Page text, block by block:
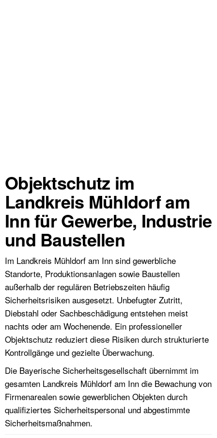
Objektschutz im
Landkreis Mühldorf am
Inn für Gewerbe, Industrie
und Baustellen
Im Landkreis Mühldorf am Inn sind gewerbliche
Standorte, Produktionsanlagen sowie Baustellen
außerhalb der regulären Betriebszeiten häufig
Sicherheitsrisiken ausgesetzt. Unbefugter Zutritt,
Diebstahl oder Sachbeschädigung entstehen meist
nachts oder am Wochenende. Ein professioneller
Objektschutz reduziert diese Risiken durch strukturierte
Kontrollgänge und gezielte Überwachung.
Die Bayerische Sicherheitsgesellschaft übernimmt im
gesamten Landkreis Mühldorf am Inn die Bewachung von
Firmenarealen sowie gewerblichen Objekten durch
qualifiziertes Sicherheitspersonal und abgestimmte
Sicherheitsmaßnahmen.